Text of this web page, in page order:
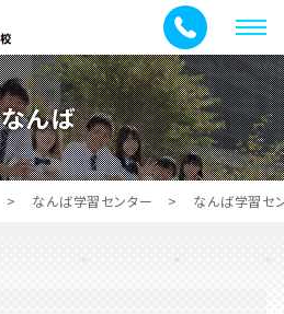
メ
ニ
ュ
ー
なんば
> なんば学習センター > なんば学習セ